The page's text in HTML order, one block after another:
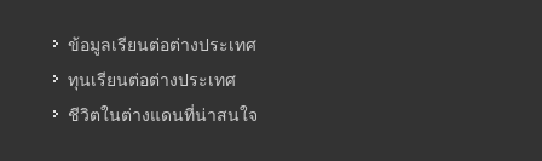
ข้อมูลเรียนต่อต่างประเทศ
ทุนเรียนต่อต่างประเทศ
ชีวิตในต่างแดนที่น่าสนใจ